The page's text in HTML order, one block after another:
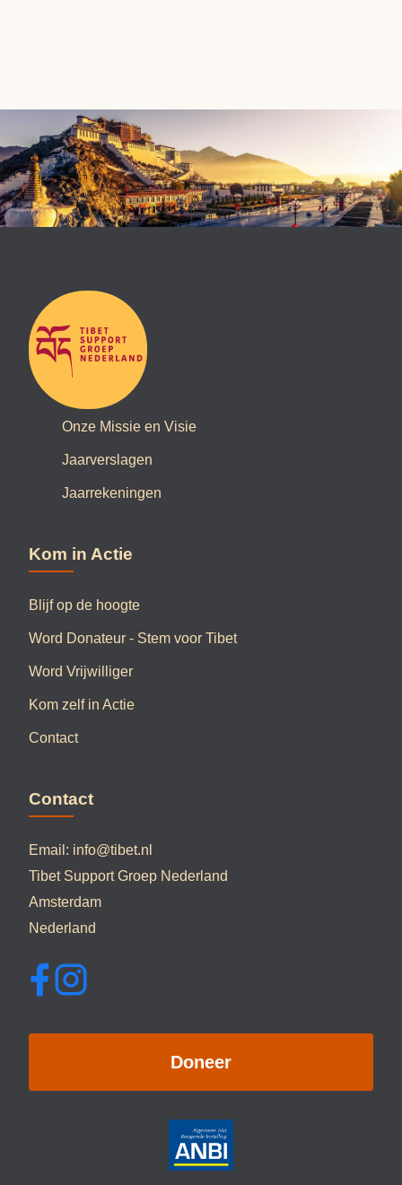
Onze Missie en Visie
Jaarverslagen
Jaarrekeningen
Kom in Actie
Blijf op de hoogte
Word Donateur - Stem voor Tibet
Word Vrijwilliger
Kom zelf in Actie
Contact
Contact
Email: info@tibet.nl
Tibet Support Groep Nederland
Amsterdam
Nederland
Doneer